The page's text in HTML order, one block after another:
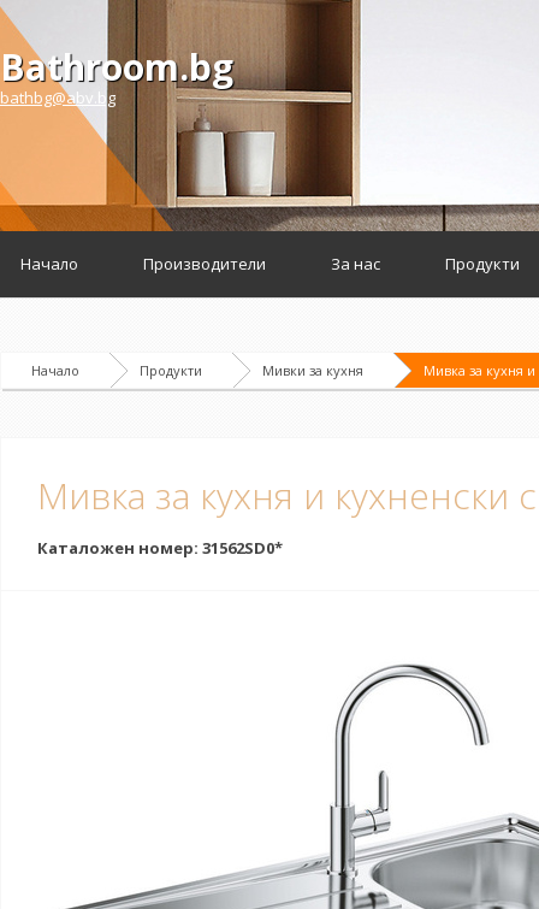
Bathroom.bg
bathbg@abv.bg
Начало Производители За нас Продукти
Начало Продукти Мивки за кухня Мивка за кухня
Мивка за кухня и кухненски
Каталожен номер: 31562SD0*